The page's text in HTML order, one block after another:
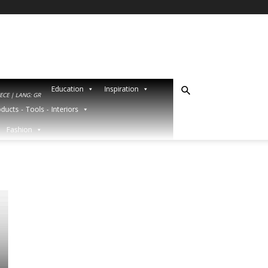
| LANG: GR
Education
Inspiration
- Tools - Interiors
Fashion